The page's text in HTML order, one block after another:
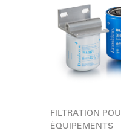
FILTRATION
ÉQUIPEMENTS